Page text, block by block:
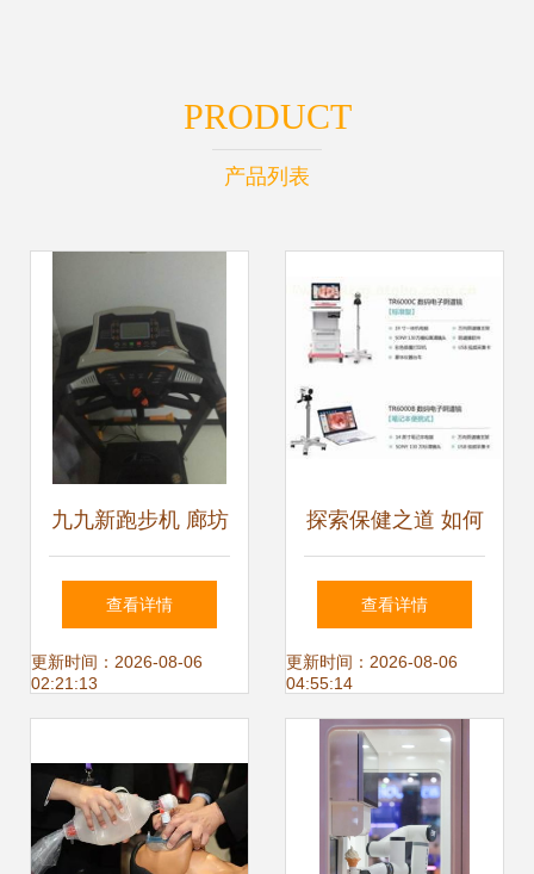
PRODUCT
产品列表
九九新跑步机 廊坊
广阳区保健器械新
选择，让健康触手
查看详情
更新时间：2026-08-06
02:21:13
探索保健之道 如何
从阿土伯交易网医
药产品库中优选保
健用品
查看详情
更新时间：2026-08-06
04:55:14